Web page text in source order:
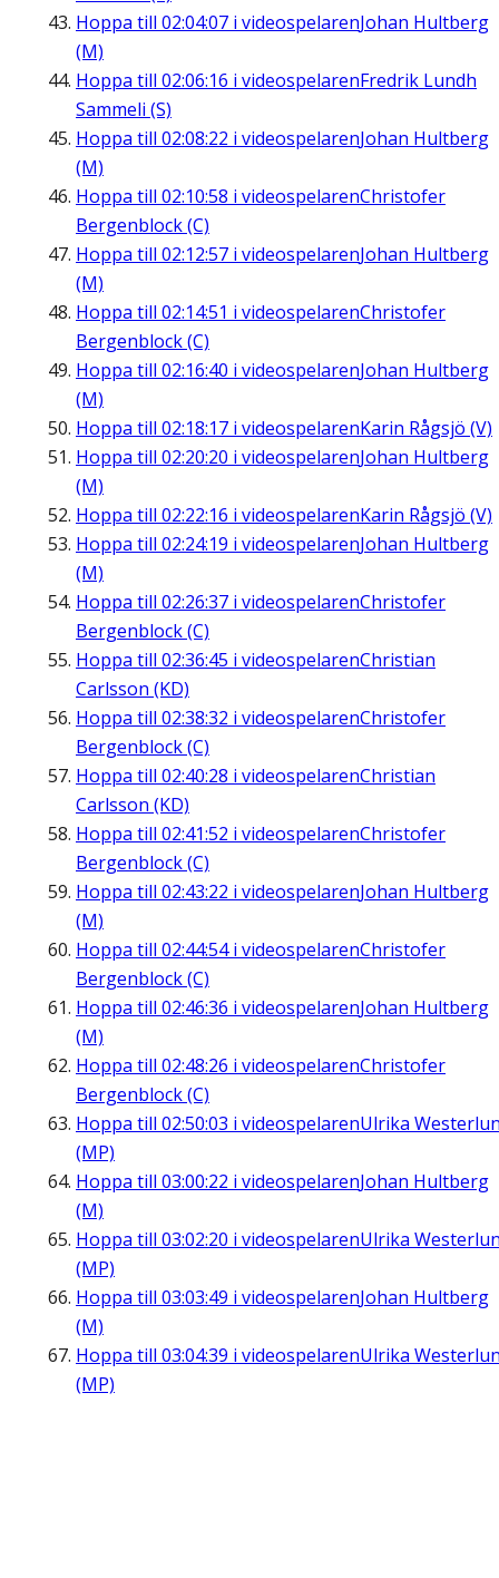
Hoppa till 02:04:07 i videospelarenJohan Hultberg
(M)
Hoppa till 02:06:16 i videospelarenFredrik Lundh
Sammeli (S)
Hoppa till 02:08:22 i videospelarenJohan Hultberg
(M)
Hoppa till 02:10:58 i videospelarenChristofer
Bergenblock (C)
Hoppa till 02:12:57 i videospelarenJohan Hultberg
(M)
Hoppa till 02:14:51 i videospelarenChristofer
Bergenblock (C)
Hoppa till 02:16:40 i videospelarenJohan Hultberg
(M)
Hoppa till 02:18:17 i videospelarenKarin Rågsjö (V)
Hoppa till 02:20:20 i videospelarenJohan Hultberg
(M)
Hoppa till 02:22:16 i videospelarenKarin Rågsjö (V)
Hoppa till 02:24:19 i videospelarenJohan Hultberg
(M)
Hoppa till 02:26:37 i videospelarenChristofer
Bergenblock (C)
Hoppa till 02:36:45 i videospelarenChristian
Carlsson (KD)
Hoppa till 02:38:32 i videospelarenChristofer
Bergenblock (C)
Hoppa till 02:40:28 i videospelarenChristian
Carlsson (KD)
Hoppa till 02:41:52 i videospelarenChristofer
Bergenblock (C)
Hoppa till 02:43:22 i videospelarenJohan Hultberg
(M)
Hoppa till 02:44:54i videospelarenChristofer
Bergenblock (C)
Hoppa till 02:46:36 i videospelarenJohan Hultberg
(M)
Hoppa till 02:48:26 i videospelarenChristofer
Bergenblock (C)
Hoppa till 02:50:03 i videospelarenUlrika
(MP)
Hoppa till 03:00:22 i videospelarenJohan Hultberg
(M)
Hoppa till 03:02:20 i videospelarenUlrika
(MP)
Hoppa till 03:03:49 i videospelarenJohan Hultberg
(M)
Hoppa till 03:04:39 i videospelarenUlrika
(MP)